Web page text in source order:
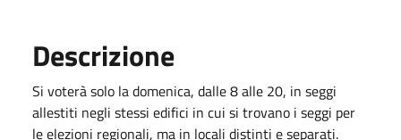
Descrizione
Si voterà solo la domenica, dalle 8 alle 20, in seggi
allestiti negli stessi edifici in cui si trovano i seggi per
le elezioni regionali, ma in locali distinti e separati.